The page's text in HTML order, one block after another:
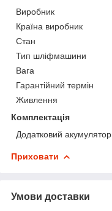
Виробник
Країна виробник
Стан
Тип шліфмашини
Вага
Гарантійний термін
Живлення
Комплектація
Додатковий акумулятор
Приховати
Умови доставки